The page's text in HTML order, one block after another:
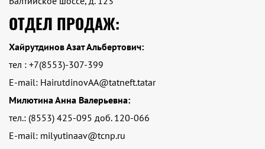
ОТДЕЛ ПРОДАЖ:
Хайрутдинов Азат Альбертович:
тел : +7(8553)-307-399
E-mail: HairutdinovAA@tatneft.tatar
Милютина Анна Валерьевна:
тел.: (8553) 425-095 доб. 120-066
E-mail: milyutinaav@tcnp.ru